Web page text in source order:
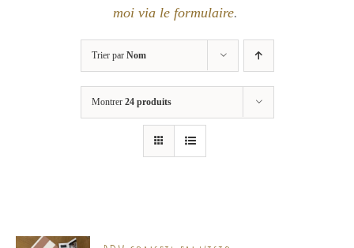
moi via le formulaire.
Trier par Nom
Montrer 24 produits